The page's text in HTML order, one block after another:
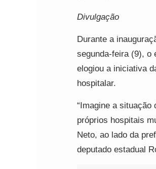
Divulgação
Durante a
segunda-feira (9), o
elogiou a iniciativa
hospitalar.
“Imagine a
próprios hospitais
Neto, ao lado da
deputado estadual